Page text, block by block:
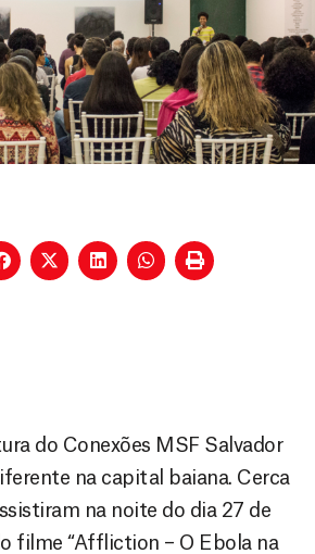
do Conexões MSF Salvador
na capital baiana. Cerca
na noite do dia 27 de
filme “Affliction – O Ebola na